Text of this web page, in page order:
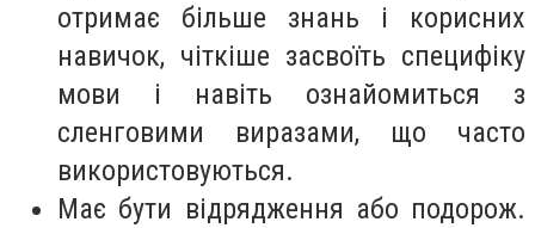
отримає більше знань і корисних
навичок, чіткіше засвоїть специфіку
мови і навіть ознайомиться з
сленговими виразами, що часто
використовуються.
Має бути відрядження або подорож.